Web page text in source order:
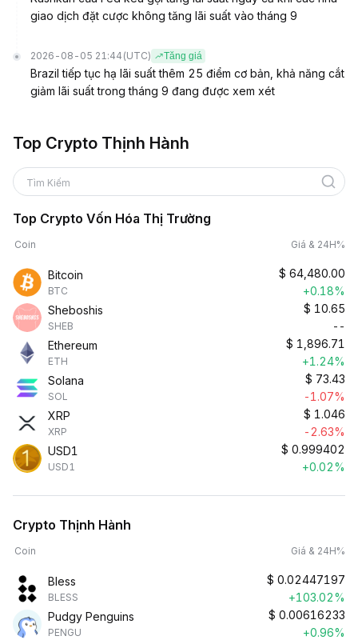
giao dịch đặt cược không tăng lãi suất vào tháng 9
2026-08-05 21:44 (UTC) Tăng giá
Brazil tiếp tục hạ lãi suất thêm 25 điểm cơ bản, khả năng cắt
giảm lãi suất trong tháng 9 đang được xem xét
Top Crypto Thịnh Hành
Tìm Kiếm
Top Crypto Vốn Hóa Thị Trường
Coin Giá & 24H%
Bitcoin
BTC
$ 64,480.00
+0.18%
Sheboshis
SHEB
$ 10.65
--
Ethereum
ETH
$ 1,896.71
+1.24%
Solana
SOL
$ 73.43
-1.07%
XRP
XRP
$ 1.046
-2.63%
USD1
USD1
$ 0.999402
+0.02%
Crypto Thịnh Hành
Coin Giá & 24H%
Bless
BLESS
$ 0.02447197
+103.02%
Pudgy Penguins
PENGU
$ 0.00616233
+0.96%